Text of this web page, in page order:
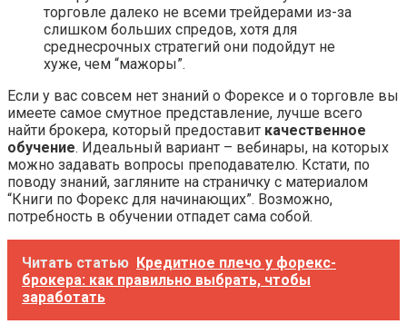
торговле далеко не всеми трейдерами из-за
слишком больших спредов, хотя для
среднесрочных стратегий они подойдут не
хуже, чем “мажоры”.
Если у вас совсем нет знаний о Форексе и о торговле вы
имеете самое смутное представление, лучше всего
найти брокера, который предоставит качественное
обучение. Идеальный вариант – вебинары, на которых
можно задавать вопросы преподавателю. Кстати, по
поводу знаний, загляните на страничку с материалом
“Книги по Форекс для начинающих”. Возможно,
потребность в обучении отпадет сама собой.
Читать статью Кредитное плечо у форекс-
брокера: как правильно выбрать, чтобы
заработать